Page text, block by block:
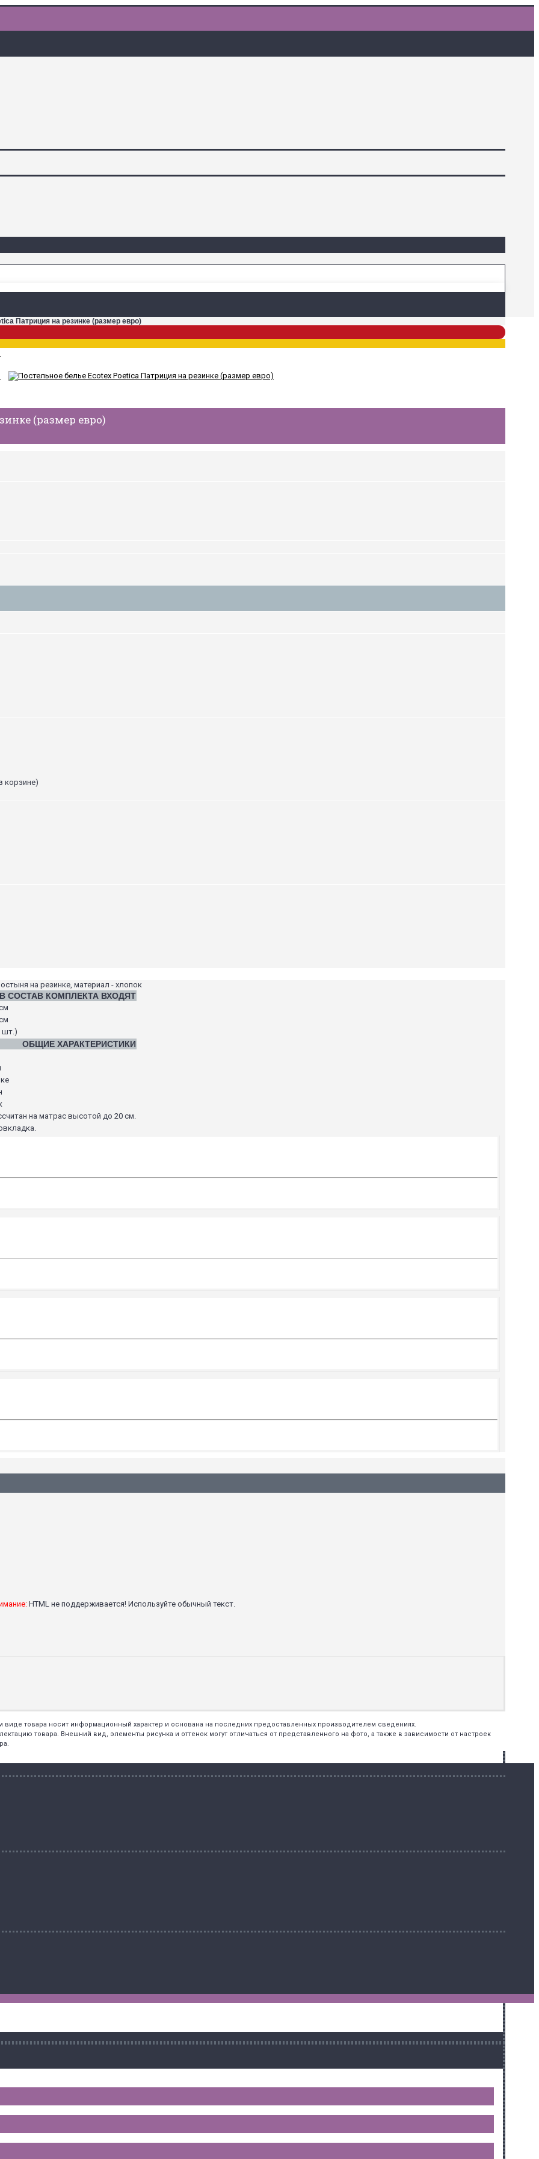
Патриция на резинке (размер евро)
(размер евро)
корзине)
на резинке, материал - хлопок
В СОСТАВ КОМПЛЕКТА ВХОДЯТ
шт.)
ОБЩИЕ ХАРАКТЕРИСТИКИ
на матрас высотой до 20 см.
HTML не поддерживается! Используйте обычный текст.
виде товара носит информационный характер и основана на последних предоставленных производителем сведениях.
товара. Внешний вид, элементы рисунка и оттенок могут отличаться от представленного на фото, а также в зависимости от настроек